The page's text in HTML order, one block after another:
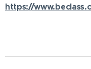
https://